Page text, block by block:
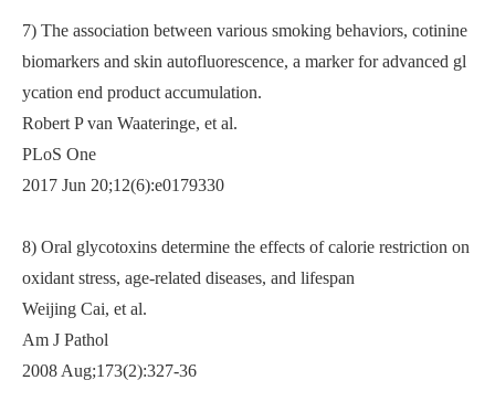
7) The association between various smoking behaviors, cotinine
biomarkers and skin autofluorescence, a marker for advanced gl
ycation end product accumulation.
Robert P van Waateringe, et al.
PLoS One
2017 Jun 20;12(6):e0179330
8) Oral glycotoxins determine the effects of calorie restriction on
oxidant stress, age-related diseases, and lifespan
Weijing Cai, et al.
Am J Pathol
2008 Aug;173(2):327-36